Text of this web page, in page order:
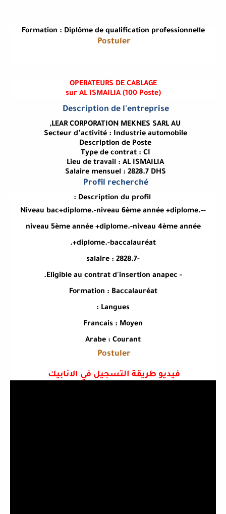
Formation : Diplôme de qualification professionnelle
Postuler
OPERATEURS DE CABLAGE
(sur AL ISMAILIA (100 Poste
Description de l'entreprise
LEAR CORPORATION MEKNES SARL AU,
Secteur d’activité : Industrie automobile
Description de Poste
Type de contrat : CI
Lieu de travail : AL ISMAILIA
Salaire mensuel : 2828.7 DHS
Profil recherché
Description du profil :
-Niveau bac+diplome.-niveau 6ème année +diplome.-
niveau 5ème année +diplome.-niveau 4ème année
+diplome.-baccalauréat.
-salaire : 2828.7
- Eligible au contrat d'insertion anapec.
Formation : Baccalauréat
Langues :
Francais : Moyen
Arabe : Courant
Postuler
فيديو طريقة التسجيل في الانابيك